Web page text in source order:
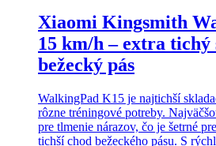
Xiaomi Kingsmith
15 km/h – extra tichý
bežecký pás
WalkingPad K15 je najtichší
rôzne tréningové potreby.
pre tlmenie nárazov, čo je šetrné
tichší chod bežeckého pásu. S